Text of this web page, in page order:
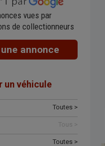
vues par
de collectionneurs
annonce
un véhicule
Toutes >
Tous >
Toutes >